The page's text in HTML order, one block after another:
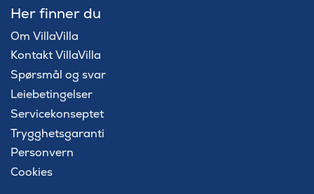
Her finner du
Om VillaVilla
Kontakt VillaVilla
Spørsmål og svar
Leiebetingelser
Servicekonseptet
Trygghetsgaranti
Personvern
Cookies